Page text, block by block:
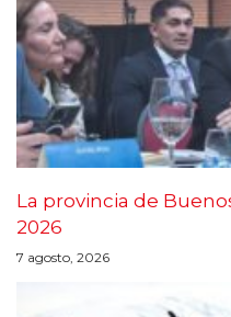
La provincia de
2026
7 agosto, 2026